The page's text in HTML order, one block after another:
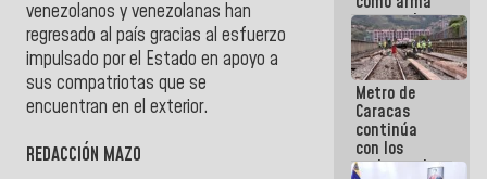
venezolanos y venezolanas han
regresado al país gracias al esfuerzo
impulsado por el Estado en apoyo a
sus compatriotas que se
encuentran en el exterior.
REDACCIÓN MAZO
contra el
Pueblo
Metro de
Caracas
continúa
con los
trabajos de